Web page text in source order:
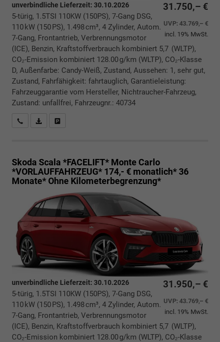
31.750,– €
UVP:43.769,– €
incl. 19% MwSt.
unverbindliche Lieferzeit: 30.10.2026
5-türig, 1.5TSI 110KW (150PS), 7-Gang DSG,
110 kW (150 PS), 1.498 cm³, 4 Zylinder, Autom.
7-Gang, Frontantrieb, Verbrennungsmotor
(ICE), Benzin, Kraftstoffverbrauch kombiniert 5,7 (WLTP),
CO₂-Emission kombiniert 128.00 g/km (WLTP), CO₂-Klasse
D, Außenfarbe: Candy-Weiß, Zustand, Aussehen: 1, sehr gut,
Zustand, Fahrfähigkeit: fahrtauglich, Garantieleistung:
Fahrzeuggarantie vom Hersteller, Nichtraucher-Fahrzeug,
Zustand: unfallfrei, Fahrzeugnr.: 40734
Rückrufbitte absenden
PDF-Datei, Fahrzeugexposé drucken
Skoda Scala *FACELIFT* Monte Carlo
*VORLAUFFAHRZEUG* 174,- € monatlich* 36
Monate* Ohne Kilometerbegrenzung*
31.950,– €
UVP:43.769,– €
incl. 19% MwSt.
unverbindliche Lieferzeit: 30.10.2026
5-türig, 1.5TSI 110KW (150PS), 7-Gang DSG,
110 kW (150 PS), 1.498 cm³, 4 Zylinder, Autom.
7-Gang, Frontantrieb, Verbrennungsmotor
(ICE), Benzin, Kraftstoffverbrauch kombiniert 5,7 (WLTP),
CO₂-Emission kombiniert 128.00 g/km (WLTP), CO₂-Klasse